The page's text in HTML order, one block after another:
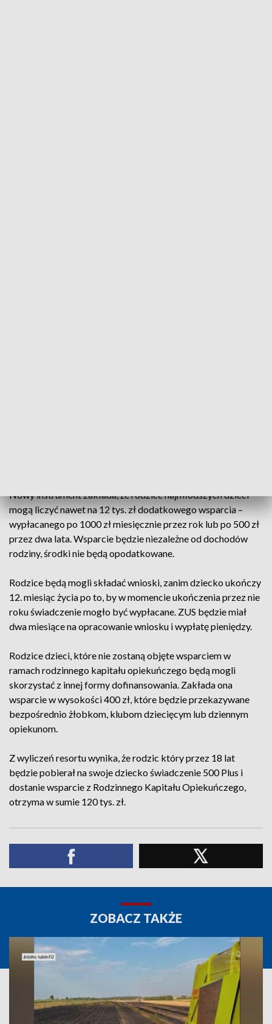
Nowy instrument zakłada, że rodzice najmłodszych dzieci
mogą liczyć nawet na 12 tys. zł dodatkowego wsparcia –
wypłacanego po 1000 zł miesięcznie przez rok lub po 500 zł
przez dwa lata. Wsparcie będzie niezależne od dochodów
rodziny, środki nie będą opodatkowane.
Rodzice będą mogli składać wnioski, zanim dziecko ukończy
12. miesiąc życia po to, by w momencie ukończenia przez nie
roku świadczenie mogło być wypłacane. ZUS będzie miał
dwa miesiące na opracowanie wniosku i wypłatę pieniędzy.
Rodzice dzieci, które nie zostaną objęte wsparciem w
ramach rodzinnego kapitału opiekuńczego będą mogli
skorzystać z innej formy dofinansowania. Zakłada ona
wsparcie w wysokości 400 zł, które będzie przekazywane
bezpośrednio żłobkom, klubom dziecięcym lub dziennym
opiekunom.
Z wyliczeń resortu wynika, że rodzic który przez 18 lat
będzie pobierał na swoje dziecko świadczenie 500 Plus i
dostanie wsparcie z Rodzinnego Kapitału Opiekuńczego,
otrzyma w sumie 120 tys. zł.
ZOBACZ TAKŻE